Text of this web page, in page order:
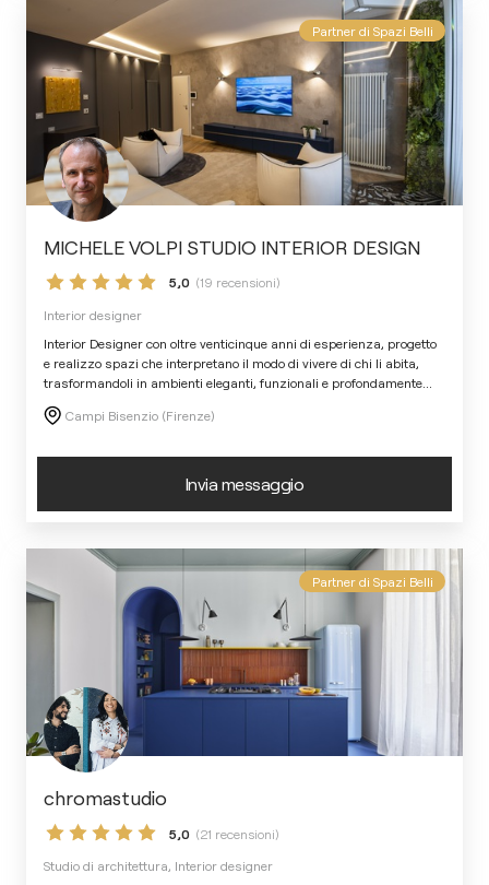
Partner di Spazi Belli
MICHELE VOLPI STUDIO INTERIOR DESIGN
5,0 (19 recensioni)
Interior designer
Interior Designer con oltre venticinque anni di esperienza, progetto
e realizzo spazi che interpretano il modo di vivere di chi li abita,
trasformandoli in ambienti eleganti, funzionali e profondamente
Campi Bisenzio (Firenze)
Invia messaggio
Partner di Spazi Belli
chromastudio
5,0 (21 recensioni)
Studio di architettura, Interior designer